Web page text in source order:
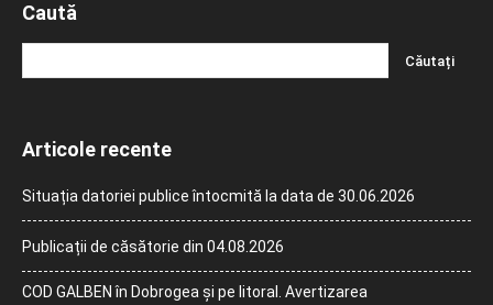
Caută
Articole recente
Situația datoriei publice întocmită la data de 30.06.2026
Publicații de căsătorie din 04.08.2026
COD GALBEN în Dobrogea și pe litoral. Avertizarea